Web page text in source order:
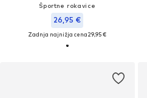
Športne rokavice
26,95 €
Zadnja najnižja cena29,95 €